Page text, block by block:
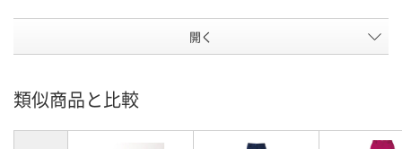
開く
類似商品と比較